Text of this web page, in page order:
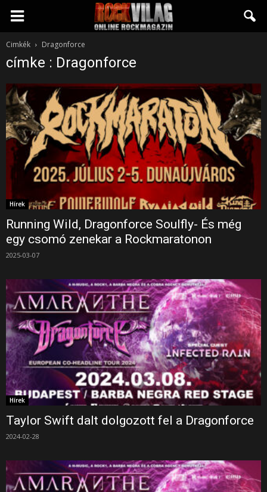
Rockvilág.hu
online
rockmagazin
Cimkék Dragonforce
címke : Dragonforce
Hírek
Running Wild, Dragonforce Soulfly- És még
egy csomó zenekar a Rockmaratonon
2025-03-07
Hírek
Taylor Swift dalt dolgozott fel a Dragonforce
2024-02-28